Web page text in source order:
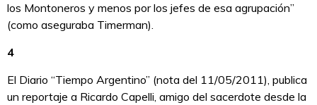
los Montoneros y menos por los jefes de esa agrupación”
(como aseguraba Timerman).
4
El Diario “Tiempo Argentino” (nota del 11/05/2011), publica
un reportaje a Ricardo Capelli, amigo del sacerdote desde la